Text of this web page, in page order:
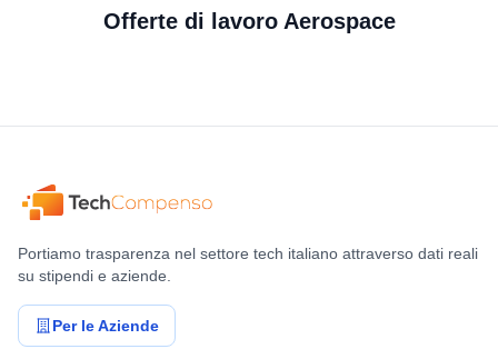
Offerte di lavoro Aerospace
Portiamo trasparenza nel settore tech italiano attraverso dati reali
su stipendi e aziende.
Per le Aziende